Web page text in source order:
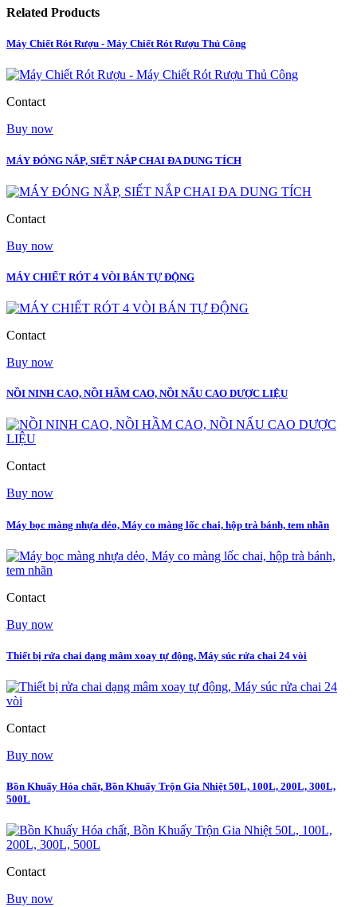
Related Products
Máy Chiết Rót Rượu - Máy Chiết Rót Rượu Thủ Công
Contact
Buy now
MÁY ĐÓNG NẮP, SIẾT NẮP CHAI ĐA DUNG TÍCH
Contact
Buy now
MÁY CHIẾT RÓT 4 VÒI BÁN TỰ ĐỘNG
Contact
Buy now
NỒI NINH CAO, NỒI HẦM CAO, NỒI NẤU CAO DƯỢC LIỆU
Contact
Buy now
Máy bọc màng nhựa dẻo, Máy co màng lốc chai, hộp trà bánh, tem nhãn
Contact
Buy now
Thiết bị rửa chai dạng mâm xoay tự động, Máy súc rửa chai 24 vòi
Contact
Buy now
Bồn Khuấy Hóa chất, Bồn Khuấy Trộn Gia Nhiệt 50L, 100L, 200L, 300L,
500L
Contact
Buy now